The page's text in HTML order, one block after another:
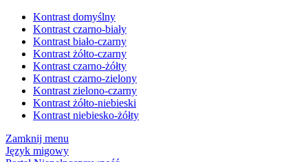
Kontrast domyślny
Kontrast czarno-biały
Kontrast biało-czarny
Kontrast żółto-czarny
Kontrast czarno-żółty
Kontrast czarno-zielony
Kontrast zielono-czarny
Kontrast żółto-niebieski
Kontrast niebiesko-żółty
Zamknij menu
Język migowy